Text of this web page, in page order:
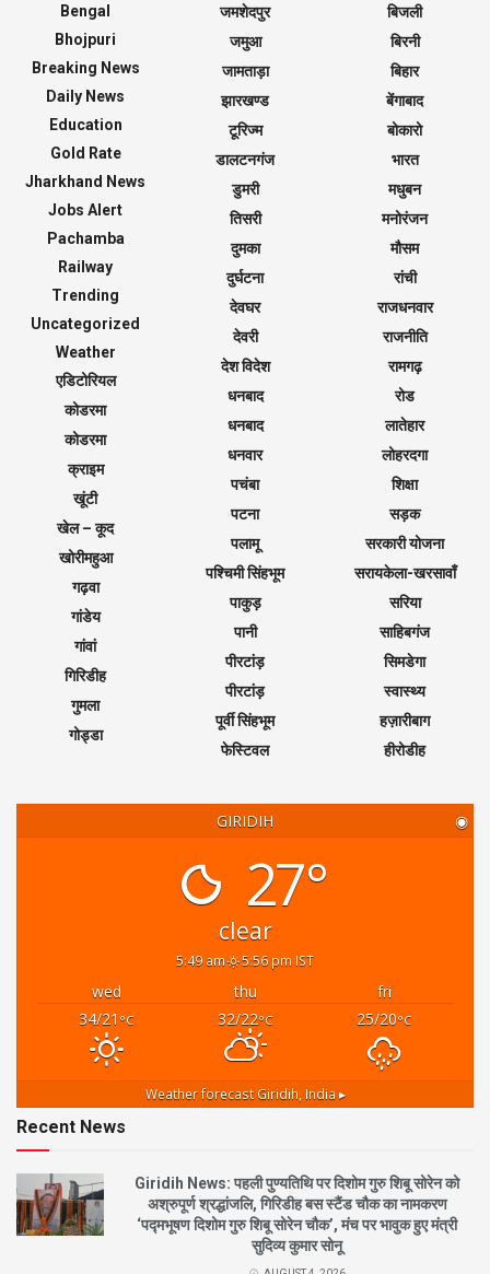
Bengal
Bhojpuri
Breaking News
Daily News
Education
Gold Rate
Jharkhand News
Jobs Alert
Pachamba
Railway
Trending
Uncategorized
Weather
एडिटोरियल
कोडरमा
कोडरमा
क्राइम
खूंटी
खेल – कूद
खोरीमहुआ
गढ़वा
गांडेय
गांवां
गिरिडीह
गुमला
गोड्डा
जमशेदपुर
जमुआ
जामताड़ा
झारखण्ड
टूरिज्म
डालटनगंज
डुमरी
तिसरी
दुमका
दुर्घटना
देवघर
देवरी
देश विदेश
धनबाद
धनबाद
धनवार
पचंबा
पटना
पलामू
पश्चिमी सिंहभूम
पाकुड़
पानी
पीरटांड़
पीरटांड़
पूर्वी सिंहभूम
फेस्टिवल
बिजली
बिरनी
बिहार
बेंगाबाद
बोकारो
भारत
मधुबन
मनोरंजन
मौसम
रांची
राजधनवार
राजनीति
रामगढ़
रोड
लातेहार
लोहरदगा
शिक्षा
सड़क
सरकारी योजना
सरायकेला-खरसावाँ
सरिया
साहिबगंज
सिमडेगा
स्वास्थ्य
हज़ारीबाग
हीरोडीह
GIRIDIH ◉
27°
clear
5:49 am 5:56 pm IST
wed thu
fri
34/21 °C 32/22°C 25/20°C
Weather forecast Giridih, India ▸
Recent News
Giridih News: पहली पुण्यतिथि पर दिशोम गुरु शिबू सोरेन को
अश्रुपूर्ण श्रद्धांजलि, गिरिडीह बस स्टैंड चौक का नामकरण
‘पद्मभूषण दिशोम गुरु शिबू सोरेन चौक’, मंच पर भावुक हुए मंत्री
सुदिव्य कुमार सोनू